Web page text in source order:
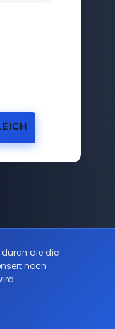
durch die die
noch